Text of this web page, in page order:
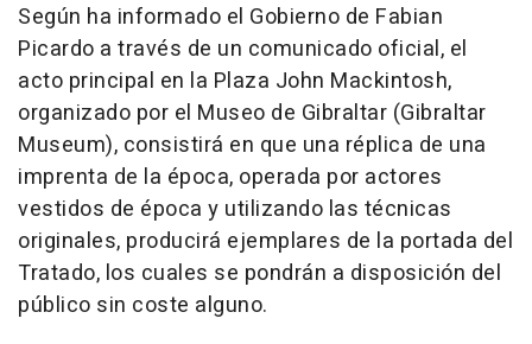
Según ha informado el Gobierno de Fabian
Picardo a través de un comunicado oficial, el
acto principal en la Plaza John Mackintosh,
organizado por el Museo de Gibraltar (Gibraltar
Museum), consistirá en que una réplica de una
imprenta de la época, operada por actores
vestidos de época y utilizando las técnicas
originales, producirá ejemplares de la portada del
Tratado, los cuales se pondrán a disposición del
público sin coste alguno.